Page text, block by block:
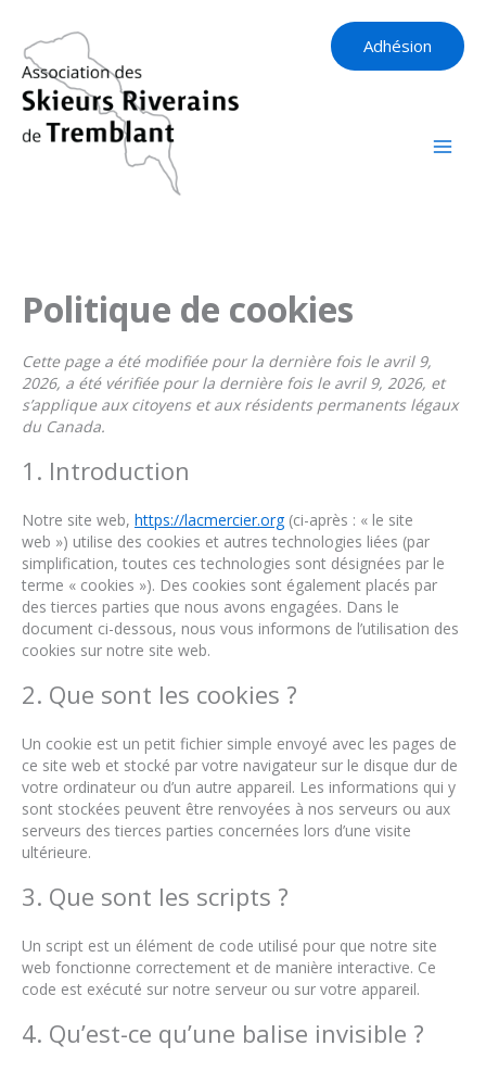
contenu
Adhésion
Politique de cookies
Cette page a été modifiée pour la dernière fois le avril 9,
2026, a été vérifiée pour la dernière fois le avril 9, 2026, et
s’applique aux citoyens et aux résidents permanents légaux
du Canada.
1. Introduction
Notre site web,https://lacmercier.org(ci-après : « le site
web ») utilise des cookies et autres technologies liées (par
simplification, toutes ces technologies sont désignées par le
terme « cookies »). Des cookies sont également placés par
des tierces parties que nous avons engagées. Dans le
document ci-dessous, nous vous informons de l’utilisation des
cookies sur notre site web.
2. Que sont les cookies ?
Un cookie est un petit fichier simple envoyé avec les pages de
ce site web et stocké par votre navigateur sur le disque dur de
votre ordinateur ou d’un autre appareil. Les informations qui y
sont stockées peuvent être renvoyées à nos serveurs ou aux
serveurs des tierces parties concernées lors d’une visite
ultérieure.
3. Que sont les scripts ?
Un script est un élément de code utilisé pour que notre site
web fonctionne correctement et de manière interactive. Ce
code est exécuté sur notre serveur ou sur votre appareil.
4. Qu’est-ce qu’une balise invisible ?